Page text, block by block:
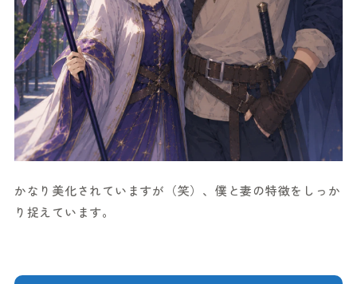
かなり美化されていますが（笑）、僕と妻の特徴をしっか
り捉えています。